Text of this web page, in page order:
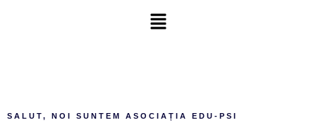
SALUT, NOI SUNTEM ASOCIAȚIA EDU-PSI